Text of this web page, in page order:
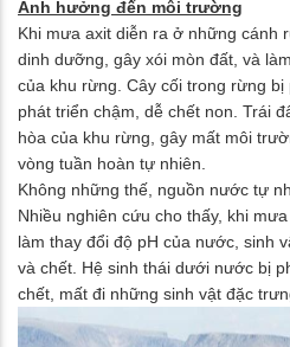
Ảnh hưởng đến môi trường
Khi mưa axit diễn ra ở những cánh
dinh dưỡng, gây xói mòn đất, và
của khu rừng. Cây cối trong rừng
phát triển chậm, dễ chết non. Trái
hòa của khu rừng, gây mất môi
vòng tuần hoàn tự nhiên.
Không những thế, nguồn nước tự
Nhiều nghiên cứu cho thấy, khi
làm thay đổi độ pH của nước, sinh
và chết. Hệ sinh thái dưới nước bị
chết, mất đi những sinh vật đặc